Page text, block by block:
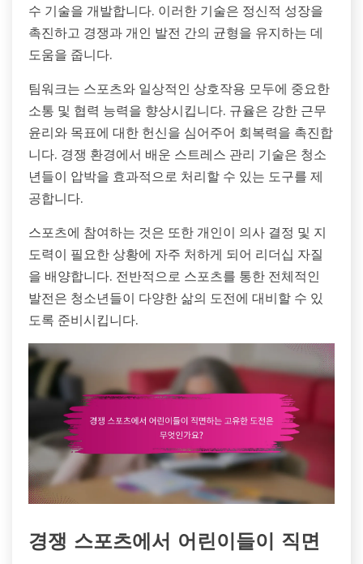
수 기술을 개발합니다. 이러한 기술은 정신적 성장을
촉진하고 경쟁과 개인 발전 간의 균형을 유지하는 데
도움을 줍니다.
팀워크는 스포츠와 일상적인 상호작용 모두에 중요한
소통 및 협력 능력을 향상시킵니다. 규율은 강한 근무
윤리와 목표에 대한 헌신을 심어주어 회복력을 촉진합
니다. 경쟁 환경에서 배운 스트레스 관리 기술은 청소
년들이 압박을 효과적으로 처리할 수 있는 도구를 제
공합니다.
스포츠에 참여하는 것은 또한 개인이 의사 결정 및 지
도력이 필요한 상황에 자주 처하게 되어 리더십 자질
을 배양합니다. 전반적으로 스포츠를 통한 전체적인
발전은 청소년들이 다양한 삶의 도전에 대비할 수 있
도록 준비시킵니다.
경쟁 스포츠에서 어린이들이 직면